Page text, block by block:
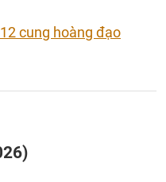
cung hoàng đạo